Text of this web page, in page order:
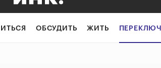
ОБСУДИТЬ ЖИТЬ